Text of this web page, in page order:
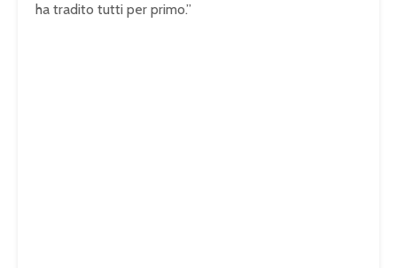
ha tradito tutti per primo.”